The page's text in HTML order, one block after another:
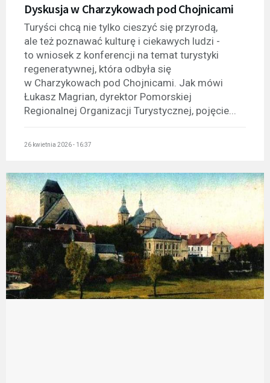
Dyskusja w Charzykowach pod Chojnicami
Turyści chcą nie tylko cieszyć się przyrodą,
ale też poznawać kulturę i ciekawych ludzi -
to wniosek z konferencji na temat turystyki
regeneratywnej, która odbyła się
w Charzykowach pod Chojnicami. Jak mówi
Łukasz Magrian, dyrektor Pomorskiej
Regionalnej Organizacji Turystycznej, pojęcie...
26 kwietnia 2026 - 16:37